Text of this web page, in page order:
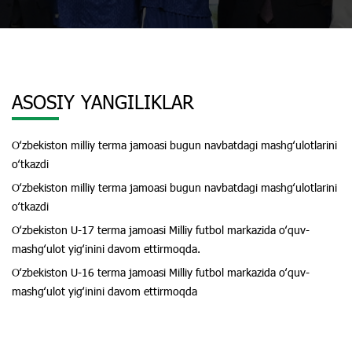
ASOSIY YANGILIKLAR
Oʻzbekiston milliy terma jamoasi bugun navbatdagi mashgʻulotlarini
oʻtkazdi
Oʻzbekiston milliy terma jamoasi bugun navbatdagi mashgʻulotlarini
oʻtkazdi
Oʻzbekiston U-17 terma jamoasi Milliy futbol markazida oʻquv-
mashgʻulot yigʻinini davom ettirmoqda.
Oʻzbekiston U-16 terma jamoasi Milliy futbol markazida oʻquv-
mashgʻulot yigʻinini davom ettirmoqda